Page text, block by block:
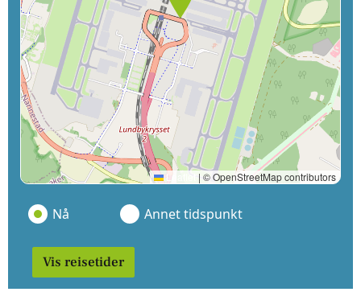
Leaflet | © OpenStreetMap contributors
Nå Annet tidspunkt
Vis reisetider